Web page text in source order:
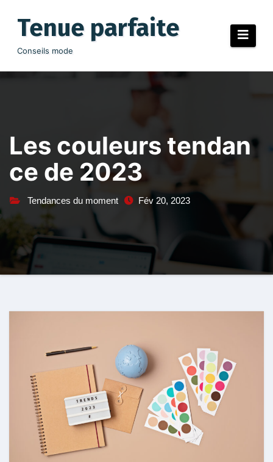
contenuTenue parfaite
Conseils mode
Les couleurs tendan
ce de 2023
Tendances du moment Fév 20, 2023